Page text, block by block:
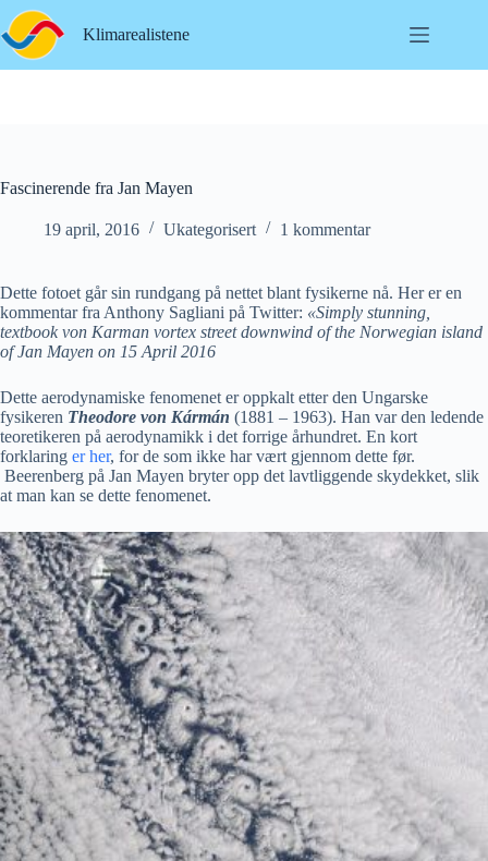
Hopp
til
innholdet
Klimarealistene
Fascinerende fra Jan Mayen
19 april, 2016 Ukategorisert 1 kommentar
Dette fotoet går sin rundgang på nettet blant fysikerne nå. Her er en
kommentar fra Anthony Sagliani på Twitter: «Simply stunning,
textbook von Karman vortex street downwind of the Norwegian island
of Jan Mayen on 15 April 2016
Dette aerodynamiske fenomenet er oppkalt etter den Ungarske
fysikeren Theodore von Kármán (1881 – 1963). Han var den ledende
teoretikeren på aerodynamikk i det forrige århundret. En kort
forklaring er her, for de som ikke har vært gjennom dette før.
Beerenberg på Jan Mayen bryter opp det lavtliggende skydekket, slik
at man kan se dette fenomenet.